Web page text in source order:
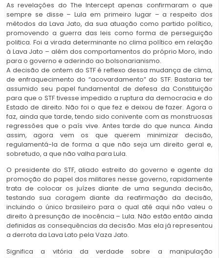
As revelações do The Intercept apenas confirmaram o que
sempre se disse – Lula em primeiro lugar – a respeito dos
métodos da Lava Jato, da sua atuação como partido político,
promovendo a guerra das leis como forma de perseguição
politica. Foi a virada determinante no clima político em relação
à Lava Jato – além dos comportamentos do próprio Moro, indo
para o governo e aderindo ao bolsonarianismo.
A decisão de ontem do STF é reflexo dessa mudança de clima,
de enfraquecimento do “acovardamento” do STF. Bastaria ter
assumido seu papel fundamental de defesa da Constituição
para que o STF tivesse impedido a ruptura da democracia e do
Estado de direito. Não foi o que fez e deixou de fazer. Agora o
faz, ainda que tarde, tendo sido conivente com as monstruosas
regressões que o país vive. Antes tarde do que nunca. Ainda
assim, agora vem os que querem minimizar decisão,
regulamentá-la de forma a que não seja um direito geral e,
sobretudo, a que não valha para Lula.
O presidente do STF, aliado estreito do governo e agente da
promoção do papel dos militares nesse governo, rapidamente
trata de colocar os juízes diante de uma segunda decisão,
testando sua coragem diante da reafirmação da decisão,
incluindo o único brasileiro para o qual até aqui não valeu o
direito à presunção de inocência – Lula. Não estão então ainda
definidas as consequências da decisão. Mas ela já representou
a derrota da Lava Lato pela Vaza Jato.
Significa a vitória da verdade sobre a manipulação